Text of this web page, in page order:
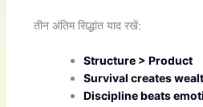
तीन अंतिम सिद्धांत याद रखें:
Structure > Product
Survival creates
Discipline beats